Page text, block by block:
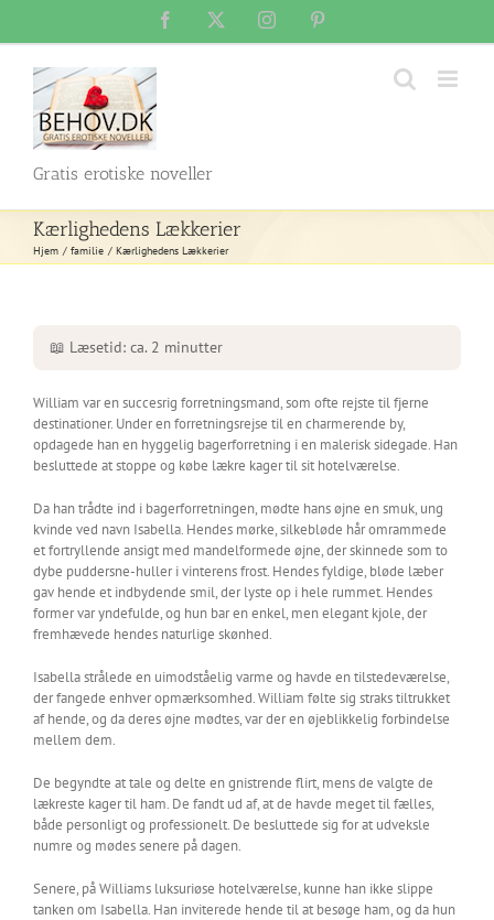
content
Facebook Instagram
Gratis erotiske noveller
Kærlighedens Lækkerier
Hjem familie Kærlighedens Lækkerier
📖 Læsetid: ca. 2 minutter
William var en succesrig forretningsmand, som ofte rejste til fjerne
destinationer. Under en forretningsrejse til en charmerende by,
opdagede han en hyggelig bagerforretning i en malerisk sidegade. Han
besluttede at stoppe og købe lækre kager til sit hotelværelse.
Da han trådte ind i bagerforretningen, mødte hans øjne en smuk, ung
kvinde ved navn Isabella. Hendes mørke, silkebløde hår omrammede
et fortryllende ansigt med mandelformede øjne, der skinnede som to
dybe puddersne-huller i vinterens frost. Hendes fyldige, bløde læber
gav hende et indbydende smil, der lyste op i hele rummet. Hendes
former var yndefulde, og hun bar en enkel, men elegant kjole, der
fremhævede hendes naturlige skønhed.
Isabella strålede en uimodståelig varme og havde en tilstedeværelse,
der fangede enhver opmærksomhed. William følte sig straks tiltrukket
af hende, og da deres øjne mødtes, var der en øjeblikkelig forbindelse
mellem dem.
De begyndte at tale og delte en gnistrende flirt, mens de valgte de
lækreste kager til ham. De fandt ud af, at de havde meget til fælles,
både personligt og professionelt. De besluttede sig for at udveksle
numre og mødes senere på dagen.
Senere, på Williams luksuriøse hotelværelse, kunne han ikke slippe
tanken om Isabella. Han inviterede hende til at besøge ham, og da hun